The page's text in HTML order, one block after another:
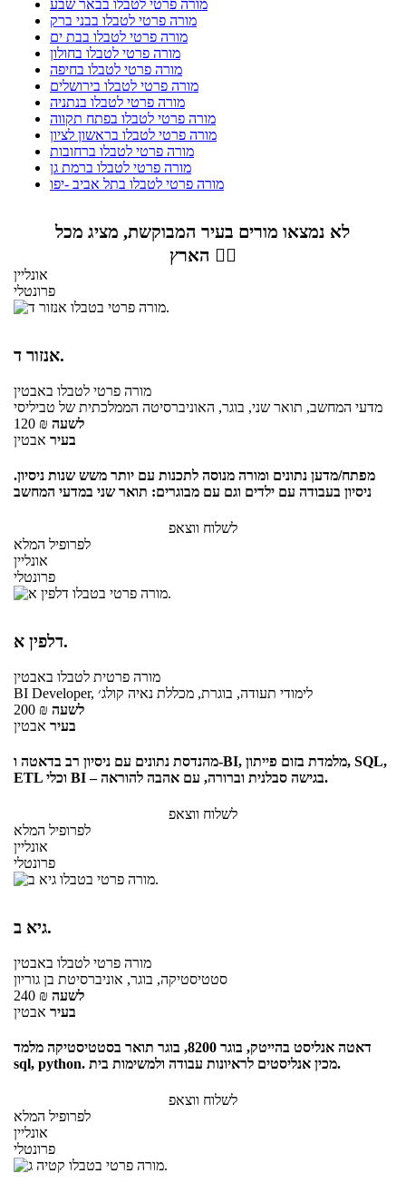
מורה פרטי לטבלו בבאר שבע
מורה פרטי לטבלו בבני ברק
מורה פרטי לטבלו בבת ים
מורה פרטי לטבלו בחולון
מורה פרטי לטבלו בחיפה
מורה פרטי לטבלו בירושלים
מורה פרטי לטבלו בנתניה
מורה פרטי לטבלו בפתח תקווה
מורה פרטי לטבלו בראשון לציון
מורה פרטי לטבלו ברחובות
מורה פרטי לטבלו ברמת גן
מורה פרטי לטבלו בתל אביב -יפו
לא נמצאו מורים בעיר המבוקשת, מציג מכל
הארץ 👇🏼
אונליין
פרונטלי
אנזור ד.
מורה פרטי לטבלו באבטין
מדעי המחשב, תואר שני, בוגר, האוניברסיטה הממלכתית של טביליסי
120 ₪ לשעה
בעיר אבטין
מפתח/מדען נתונים ומורה מנוסה לתכנות עם יותר משש שנות ניסיון.
ניסיון בעבודה עם ילדים וגם עם מבוגרים: תואר שני במדעי המחשב
לשלוח ווצאפ
לפרופיל המלא
אונליין
פרונטלי
דלפין א.
מורה פרטית לטבלו באבטין
BI Developer, לימודי תעודה, בוגרת, מכללת נאיה קולג׳
200 ₪ לשעה
בעיר אבטין
מהנדסת נתונים עם ניסיון רב בדאטה ו-BI, מלמדת בזום פייתון, SQL,
ETL וכלי BI – בגישה סבלנית וברורה, עם אהבה להוראה.
לשלוח ווצאפ
לפרופיל המלא
אונליין
פרונטלי
גיא ב.
מורה פרטי לטבלו באבטין
סטטיסטיקה, בוגר, אוניברסיטת בן גוריון
240 ₪ לשעה
בעיר אבטין
דאטה אנליסט בהייטק, בוגר 8200, בוגר תואר בסטטיסטיקה מלמד
sql, python. מכין אנליסטים לראיונות עבודה ולמשימות בית.
לשלוח ווצאפ
לפרופיל המלא
אונליין
פרונטלי